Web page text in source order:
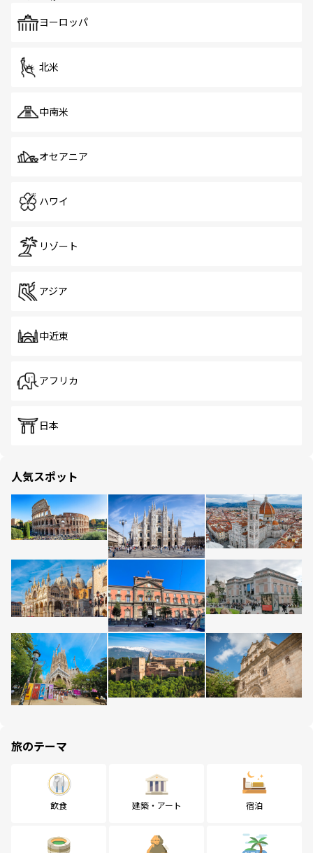
ヨーロッパ
北米
中南米
オセアニア
ハワイ
リゾート
アジア
中近東
アフリカ
日本
人気スポット
旅のテーマ
飲食 建築・アート 宿泊